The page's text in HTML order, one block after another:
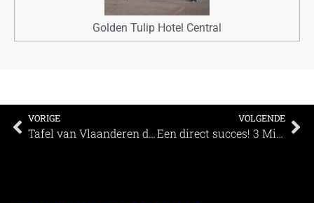
Golden Tulip Hotel Central
VORIGE
Tafel van Vlaanderen debatteert over troeven en werkpunten van onze zuiderburen ’Hallo Nederland, hier Vlaanderen’
VOLGENDE
Een direct succes! 3 Michelin sterren voor BOTANIC Sanctuary Antwerp